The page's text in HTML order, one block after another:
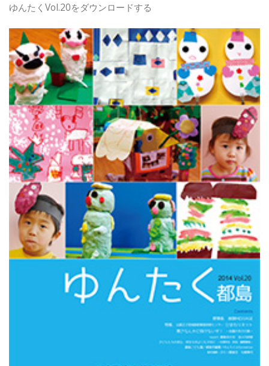
ゆんたくVol.20をダウンロードする